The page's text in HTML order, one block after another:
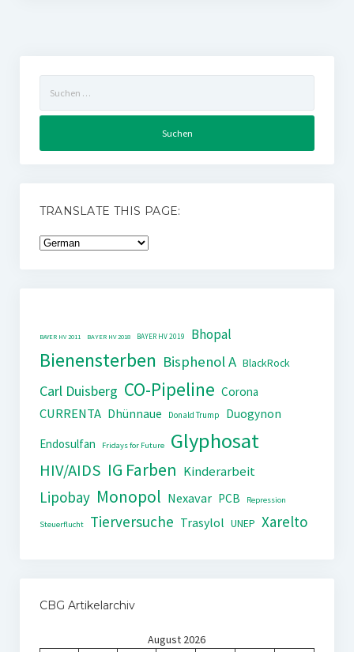
nach:
TRANSLATE THIS PAGE:
BAYER HV 2011 BAYER HV 2018 BAYER HV 2019 Bhopal
Bienensterben Bisphenol A BlackRock
Carl Duisberg CO-Pipeline Corona
CURRENTA Dhünnaue Donald Trump
Duogynon
Endosulfan
Fridays for Future Glyphosat
HIV/AIDS IG Farben Kinderarbeit
Lipobay Monopol Nexavar PCB Repression
Steuerflucht Tierversuche Trasylol UNEP Xarelto
CBG Artikelarchiv
August 2026